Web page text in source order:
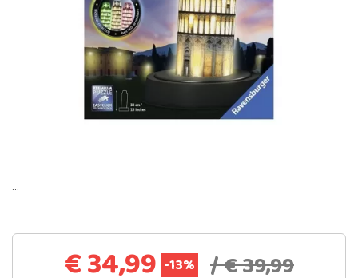
…
€ 34,99 -13% / € 39,99